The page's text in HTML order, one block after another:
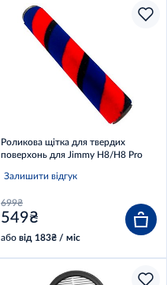
Роликова щітка для твердих
поверхонь для Jimmy H8/H8 Pro
Залишити відгук
699₴
549₴
або від 183₴ / міс